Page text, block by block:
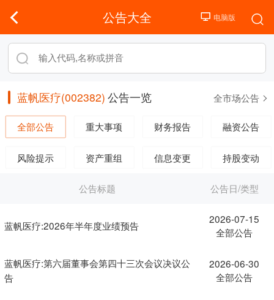
公告大全
蓝帆医疗(002382) 公告一览 全市场公告
全部公告 重大事项 财务报告 融资公告
风险提示 资产重组 信息变更 持股变动
公告标题 公告日/类型
蓝帆医疗:2026年半年度业绩预告
2026-07-15
全部公告
蓝帆医疗:第六届董事会第四十三次会议决议公
告
2026-06-30
全部公告